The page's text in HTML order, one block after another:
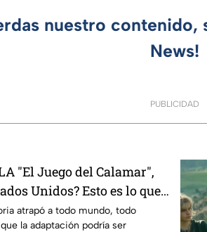
nuestro contenido,
News!
PUBLICIDAD
"El Juego del Calamar",
Unidos? Esto es lo que
atrapó a todo mundo, todo
la adaptación podría ser